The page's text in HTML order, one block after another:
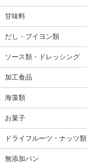
甘味料
だし・ブイヨン類
ソース類・ドレッシング
加工食品
海藻類
お菓子
ドライフルーツ・ナッツ類
無添加パン